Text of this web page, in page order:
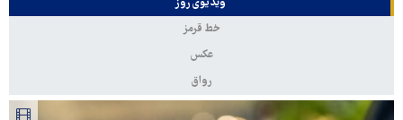
خط قرمز
عکس
رواق